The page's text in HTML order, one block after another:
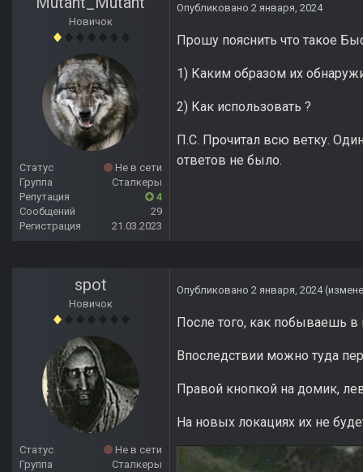
Новичок
Статус
Не в сети
Группа
Сталкеры
Репутация
4
Сообщений
29
Регистрация
21.03.2023
Опубликовано 2 января, 2024
Прошу пояснить что такое
1) Каким образом их
2) Как использовать ?
П.С. Прочитал всю ветку.
ответов не было.
spot
Новичок
Статус
Не в сети
Группа
Сталкеры
Опубликовано 2 января, 2024
После того, как побываешь в
Впоследствии можно туда
Правой кнопкой на домик,
На новых локациях их не